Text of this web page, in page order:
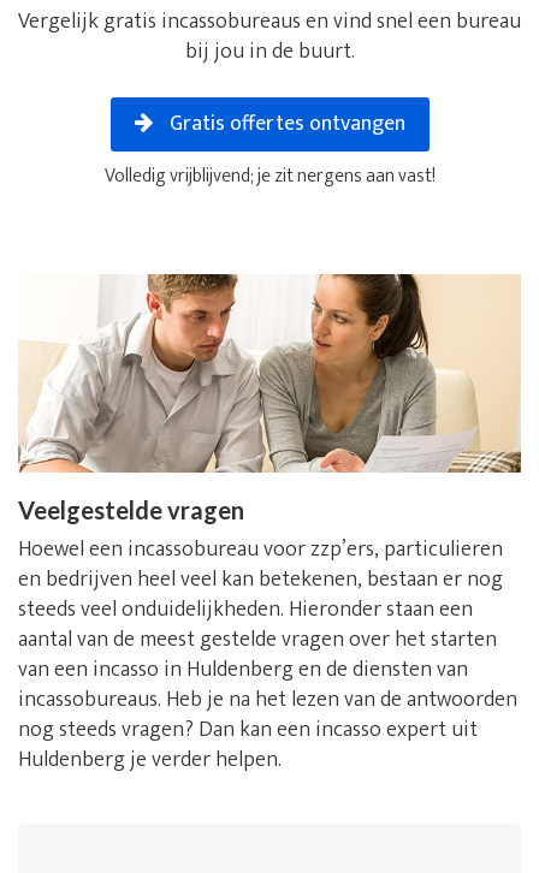
Vergelijk gratis incassobureaus en vind snel een bureau
bij jou in de buurt.
Gratis offertes ontvangen
Volledig vrijblijvend; je zit nergens aan vast!
Veelgestelde vragen
Hoewel een incassobureau voor zzp’ers, particulieren
en bedrijven heel veel kan betekenen, bestaan er nog
steeds veel onduidelijkheden. Hieronder staan een
aantal van de meest gestelde vragen over het starten
van een incasso in Huldenberg en de diensten van
incassobureaus. Heb je na het lezen van de antwoorden
nog steeds vragen? Dan kan een incasso expert uit
Huldenberg je verder helpen.